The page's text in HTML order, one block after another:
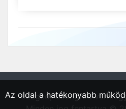
"Szeged, Csongrád
Az oldal a hatékonyabb